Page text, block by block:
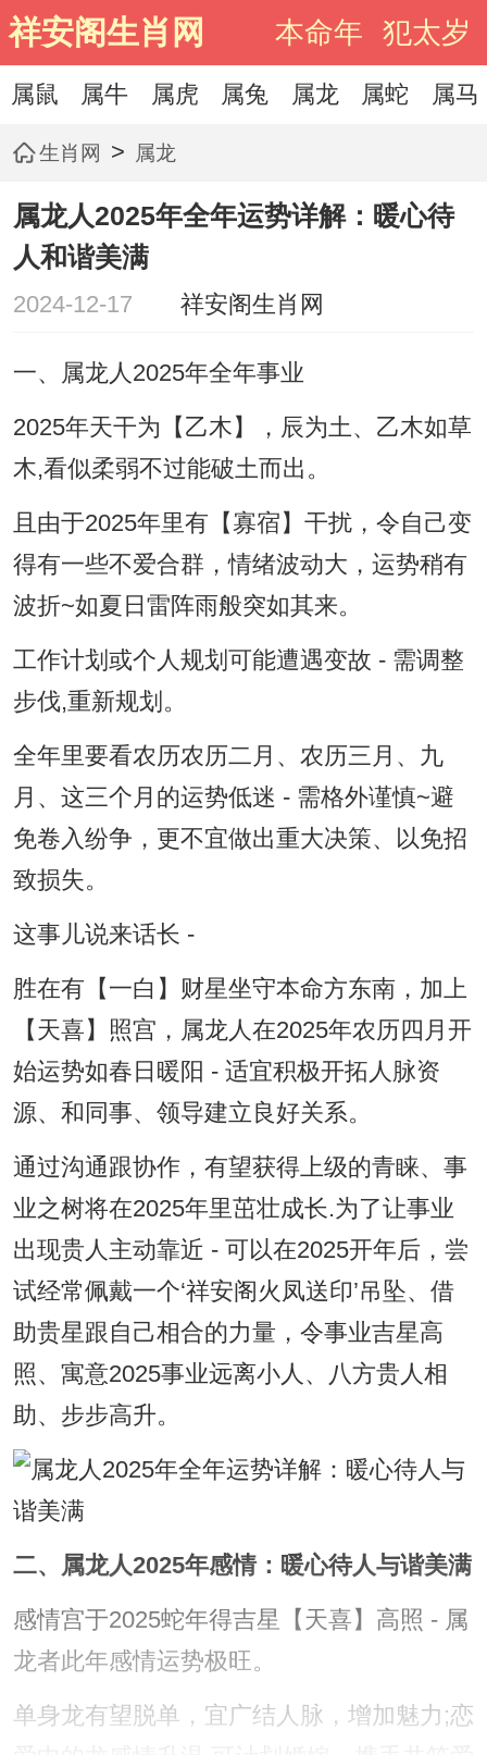
祥安阁生肖网 本命年 犯太岁
属鼠 属牛 属虎 属兔 属龙 属蛇 属马
生肖网 > 属龙
属龙人2025年全年运势详解：暖心待
人和谐美满
2024-12-17 祥安阁生肖网
一、属龙人2025年全年事业
2025年天干为【乙木】，辰为土、乙木如草
木,看似柔弱不过能破土而出。
且由于2025年里有【寡宿】干扰，令自己变
得有一些不爱合群，情绪波动大，运势稍有
波折~如夏日雷阵雨般突如其来。
工作计划或个人规划可能遭遇变故 - 需调整
步伐,重新规划。
全年里要看农历农历二月、农历三月、九
月、这三个月的运势低迷 - 需格外谨慎~避
免卷入纷争，更不宜做出重大决策、以免招
致损失。
这事儿说来话长 -
胜在有【一白】财星坐守本命方东南，加上
【天喜】照宫，属龙人在2025年农历四月开
始运势如春日暖阳 - 适宜积极开拓人脉资
源、和同事、领导建立良好关系。
通过沟通跟协作，有望获得上级的青睐、事
业之树将在2025年里茁壮成长.为了让事业
出现贵人主动靠近 - 可以在2025开年后，尝
试经常佩戴一个‘祥安阁火凤送印’吊坠、借
助贵星跟自己相合的力量，令事业吉星高
照、寓意2025事业远离小人、八方贵人相
助、步步高升。
二、属龙人2025年感情：暖心待人与谐美满
感情宫于2025蛇年得吉星【天喜】高照 - 属
龙者此年感情运势极旺。
单身龙有望脱单，宜广结人脉，增加魅力;恋